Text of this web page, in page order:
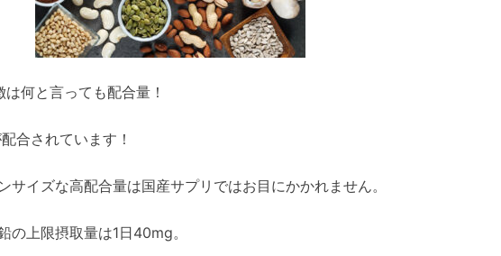
何と言っても配合量！
合されています！
サイズな高配合量は国産サプリではお目にかかれません。
の上限摂取量は1日40mg。